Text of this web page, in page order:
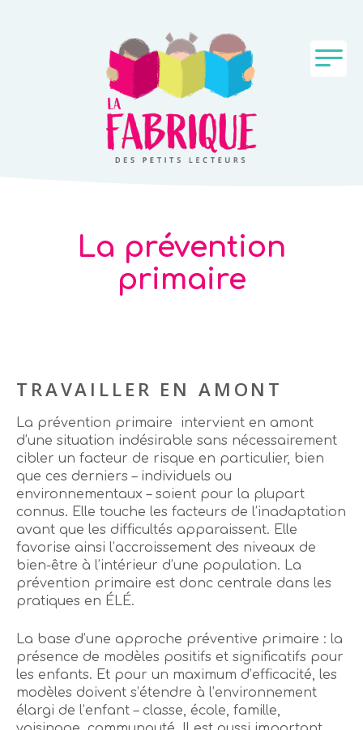
La prévention
primaire
TRAVAILLER EN AMONT
La prévention primaire intervient en amont
d’une situation indésirable sans nécessairement
cibler un facteur de risque en particulier, bien
que ces derniers – individuels ou
environnementaux – soient pour la plupart
connus. Elle touche les facteurs de l’inadaptation
avant que les difficultés apparaissent. Elle
favorise ainsi l’accroissement des niveaux de
bien-être à l’intérieur d’une population. La
prévention primaire est donc centrale dans les
pratiques en ÉLÉ.
La base d’une approche préventive primaire : la
présence de modèles positifs et significatifs pour
les enfants. Et pour un maximum d’efficacité, les
modèles doivent s’étendre à l’environnement
élargi de l’enfant – classe, école, famille,